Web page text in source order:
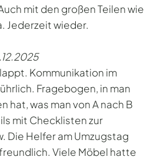
mit den großen Teilen wie
Jederzeit wieder.
Kommunikation im
Fragebogen, in man
hat, was man von A nach B
mit Checklisten zur
Die Helfer am Umzugstag
Viele Möbel hatte